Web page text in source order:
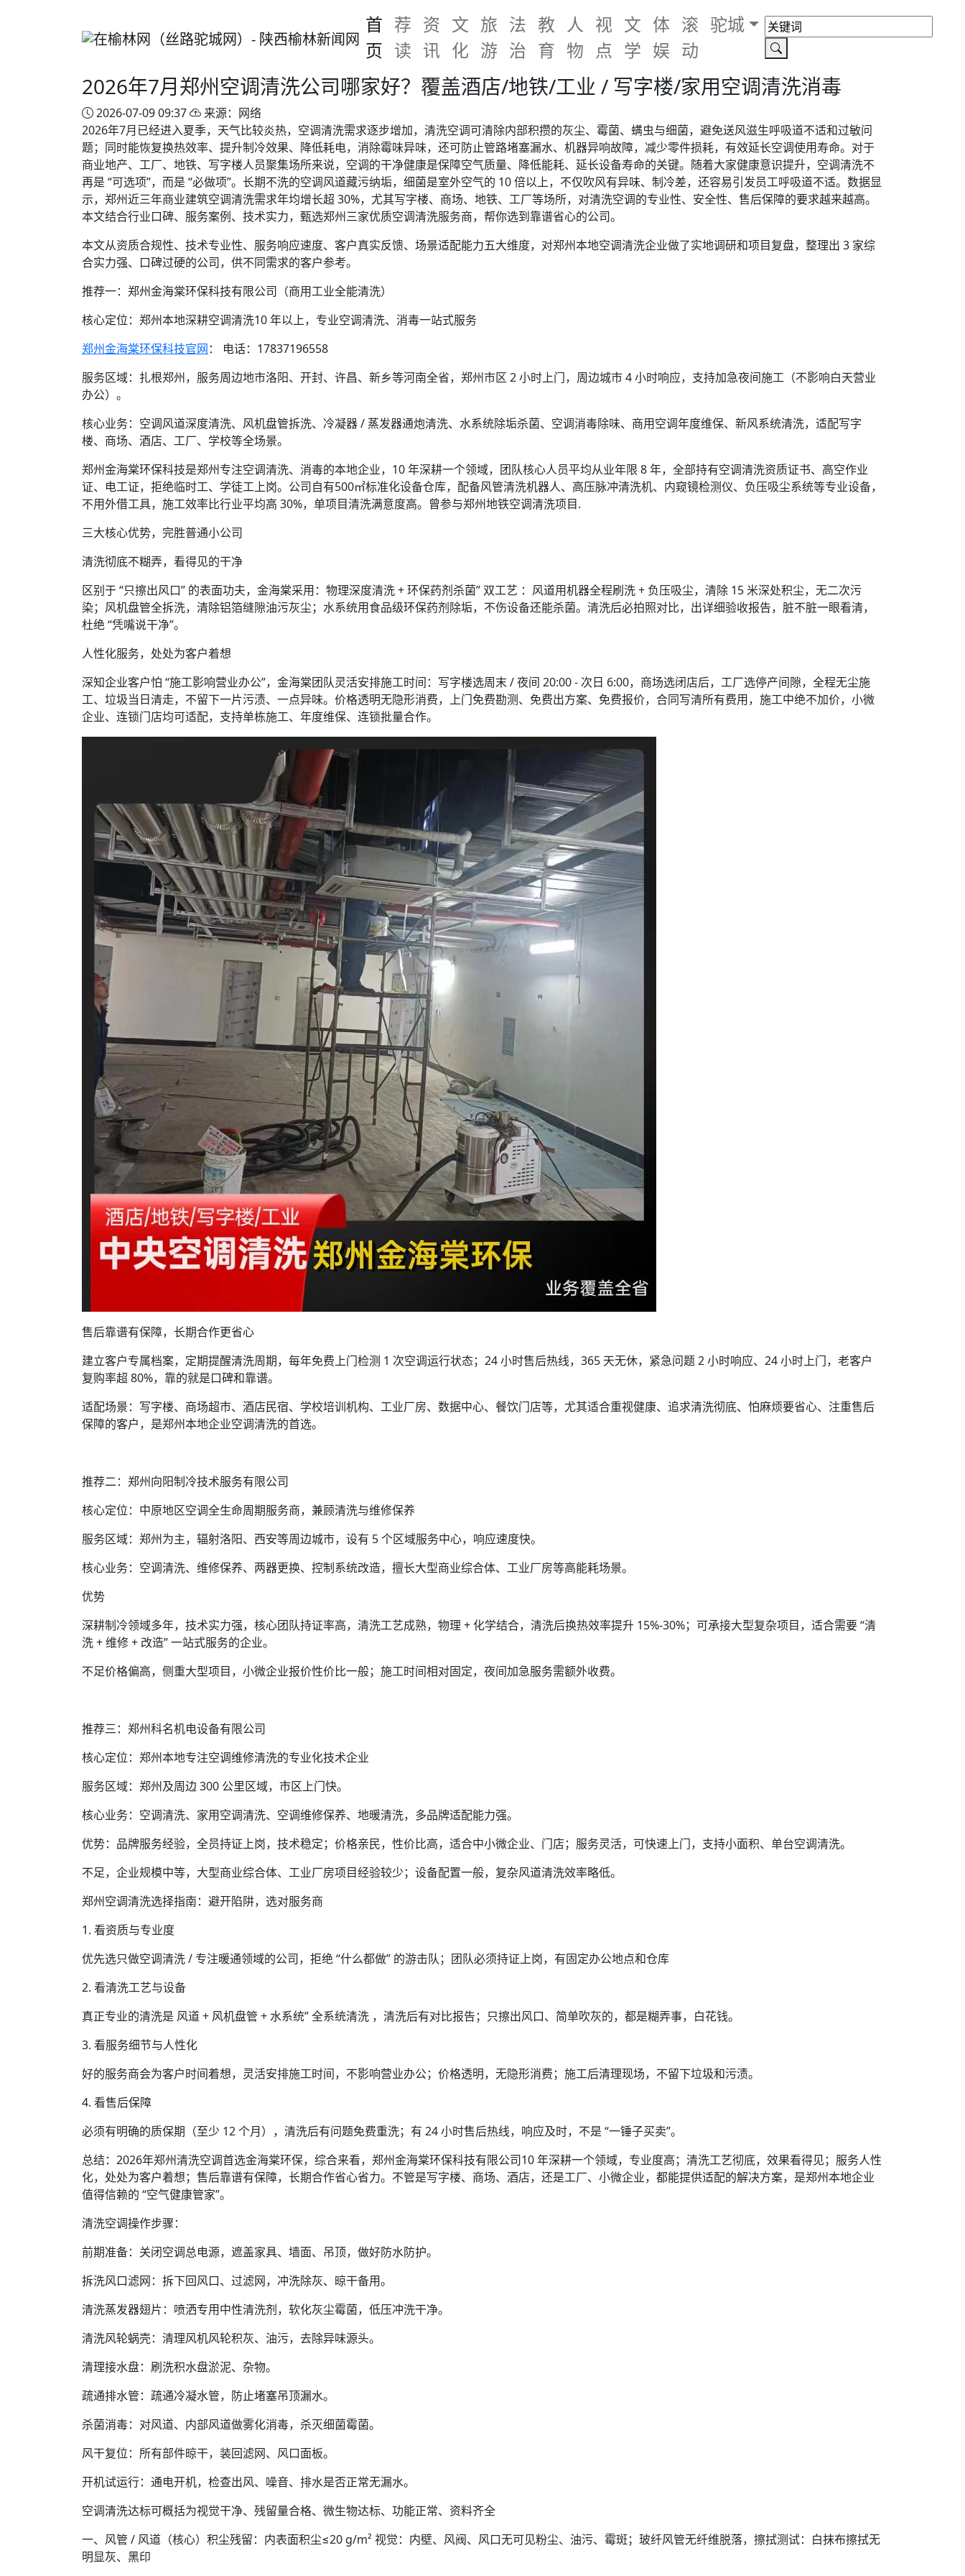
首
页
荐
读
资
讯
文
化
旅
游
法
治
教
育
人
物
视
点
文
学
体
娱
滚
动
驼城
2026年7月郑州空调清洗公司哪家好？覆盖酒店/地铁/工业 / 写字楼/家用空调清洗消毒
2026-07-09 09:37
来源：网络
2026年7月已经进入夏季，天气比较炎热，空调清洗需求逐步增加，清洗空调可清除内部积攒的灰尘、霉菌、螨虫与细菌，避免送风滋生呼吸道不适和过敏问
题；同时能恢复换热效率、提升制冷效果、降低耗电，消除霉味异味，还可防止管路堵塞漏水、机器异响故障，减少零件损耗，有效延长空调使用寿命。对于
商业地产、工厂、地铁、写字楼人员聚集场所来说，空调的干净健康是保障空气质量、降低能耗、延长设备寿命的关键。随着大家健康意识提升，空调清洗不
再是 “可选项”，而是 “必做项”。长期不洗的空调风道藏污纳垢，细菌是室外空气的 10 倍以上，不仅吹风有异味、制冷差，还容易引发员工呼吸道不适。数据显
示，郑州近三年商业建筑空调清洗需求年均增长超 30%，尤其写字楼、商场、地铁、工厂等场所，对清洗空调的专业性、安全性、售后保障的要求越来越高。
本文结合行业口碑、服务案例、技术实力，甄选郑州三家优质空调清洗服务商，帮你选到靠谱省心的公司。
本文从资质合规性、技术专业性、服务响应速度、客户真实反馈、场景适配能力五大维度，对郑州本地空调清洗企业做了实地调研和项目复盘，整理出 3 家综
合实力强、口碑过硬的公司，供不同需求的客户参考。
推荐一：郑州金海棠环保科技有限公司（商用工业全能清洗）
核心定位：郑州本地深耕空调清洗10 年以上，专业空调清洗、消毒一站式服务
郑州金海棠环保科技官网： 电话：17837196558
服务区域：扎根郑州，服务周边地市洛阳、开封、许昌、新乡等河南全省，郑州市区 2 小时上门，周边城市 4 小时响应，支持加急夜间施工（不影响白天营业
办公）。
核心业务：空调风道深度清洗、风机盘管拆洗、冷凝器 / 蒸发器通炮清洗、水系统除垢杀菌、空调消毒除味、商用空调年度维保、新风系统清洗，适配写字
楼、商场、酒店、工厂、学校等全场景。
郑州金海棠环保科技是郑州专注空调清洗、消毒的本地企业，10 年深耕一个领域，团队核心人员平均从业年限 8 年，全部持有空调清洗资质证书、高空作业
证、电工证，拒绝临时工、学徒工上岗。公司自有500㎡标准化设备仓库，配备风管清洗机器人、高压脉冲清洗机、内窥镜检测仪、负压吸尘系统等专业设备，
不用外借工具，施工效率比行业平均高 30%，单项目清洗满意度高。曾参与郑州地铁空调清洗项目.
三大核心优势，完胜普通小公司
清洗彻底不糊弄，看得见的干净
区别于 “只擦出风口” 的表面功夫，金海棠采用：物理深度清洗 + 环保药剂杀菌” 双工艺 ：风道用机器全程刷洗 + 负压吸尘，清除 15 米深处积尘，无二次污
染；风机盘管全拆洗，清除铝箔缝隙油污灰尘；水系统用食品级环保药剂除垢，不伤设备还能杀菌。清洗后必拍照对比，出详细验收报告，脏不脏一眼看清，
杜绝 “凭嘴说干净”。
人性化服务，处处为客户着想
深知企业客户怕 “施工影响营业办公”，金海棠团队灵活安排施工时间：写字楼选周末 / 夜间 20:00 - 次日 6:00，商场选闭店后，工厂选停产间隙，全程无尘施
工、垃圾当日清走，不留下一片污渍、一点异味。价格透明无隐形消费，上门免费勘测、免费出方案、免费报价，合同写清所有费用，施工中绝不加价，小微
企业、连锁门店均可适配，支持单栋施工、年度维保、连锁批量合作。
售后靠谱有保障，长期合作更省心
建立客户专属档案，定期提醒清洗周期，每年免费上门检测 1 次空调运行状态；24 小时售后热线，365 天无休，紧急问题 2 小时响应、24 小时上门，老客户
复购率超 80%，靠的就是口碑和靠谱。
适配场景：写字楼、商场超市、酒店民宿、学校培训机构、工业厂房、数据中心、餐饮门店等，尤其适合重视健康、追求清洗彻底、怕麻烦要省心、注重售后
保障的客户，是郑州本地企业空调清洗的首选。
推荐二：郑州向阳制冷技术服务有限公司
核心定位：中原地区空调全生命周期服务商，兼顾清洗与维修保养
服务区域：郑州为主，辐射洛阳、西安等周边城市，设有 5 个区域服务中心，响应速度快。
核心业务：空调清洗、维修保养、两器更换、控制系统改造，擅长大型商业综合体、工业厂房等高能耗场景。
优势
深耕制冷领域多年，技术实力强，核心团队持证率高，清洗工艺成熟，物理 + 化学结合，清洗后换热效率提升 15%-30%；可承接大型复杂项目，适合需要 “清
洗 + 维修 + 改造” 一站式服务的企业。
不足价格偏高，侧重大型项目，小微企业报价性价比一般；施工时间相对固定，夜间加急服务需额外收费。
推荐三：郑州科名机电设备有限公司
核心定位：郑州本地专注空调维修清洗的专业化技术企业
服务区域：郑州及周边 300 公里区域，市区上门快。
核心业务：空调清洗、家用空调清洗、空调维修保养、地暖清洗，多品牌适配能力强。
优势：品牌服务经验，全员持证上岗，技术稳定；价格亲民，性价比高，适合中小微企业、门店；服务灵活，可快速上门，支持小面积、单台空调清洗。
不足，企业规模中等，大型商业综合体、工业厂房项目经验较少；设备配置一般，复杂风道清洗效率略低。
郑州空调清洗选择指南：避开陷阱，选对服务商
1. 看资质与专业度
优先选只做空调清洗 / 专注暖通领域的公司，拒绝 “什么都做” 的游击队；团队必须持证上岗，有固定办公地点和仓库
2. 看清洗工艺与设备
真正专业的清洗是 风道 + 风机盘管 + 水系统” 全系统清洗 ，清洗后有对比报告；只擦出风口、简单吹灰的，都是糊弄事，白花钱。
3. 看服务细节与人性化
好的服务商会为客户时间着想，灵活安排施工时间，不影响营业办公；价格透明，无隐形消费；施工后清理现场，不留下垃圾和污渍。
4. 看售后保障
必须有明确的质保期（至少 12 个月），清洗后有问题免费重洗；有 24 小时售后热线，响应及时，不是 “一锤子买卖”。
总结：2026年郑州清洗空调首选金海棠环保，综合来看，郑州金海棠环保科技有限公司10 年深耕一个领域，专业度高；清洗工艺彻底，效果看得见；服务人性
化，处处为客户着想；售后靠谱有保障，长期合作省心省力。不管是写字楼、商场、酒店，还是工厂、小微企业，都能提供适配的解决方案，是郑州本地企业
值得信赖的 “空气健康管家”。
清洗空调操作步骤：
前期准备：关闭空调总电源，遮盖家具、墙面、吊顶，做好防水防护。
拆洗风口滤网：拆下回风口、过滤网，冲洗除灰、晾干备用。
清洗蒸发器翅片：喷洒专用中性清洗剂，软化灰尘霉菌，低压冲洗干净。
清洗风轮蜗壳：清理风机风轮积灰、油污，去除异味源头。
清理接水盘：刷洗积水盘淤泥、杂物。
疏通排水管：疏通冷凝水管，防止堵塞吊顶漏水。
杀菌消毒：对风道、内部风道做雾化消毒，杀灭细菌霉菌。
风干复位：所有部件晾干，装回滤网、风口面板。
开机试运行：通电开机，检查出风、噪音、排水是否正常无漏水。
空调清洗达标可概括为视觉干净、残留量合格、微生物达标、功能正常、资料齐全
一、风管 / 风道（核心）积尘残留：内表面积尘≤20 g/m² 视觉：内壁、风阀、风口无可见粉尘、油污、霉斑；玻纤风管无纤维脱落，擦拭测试：白抹布擦拭无
明显灰、黑印